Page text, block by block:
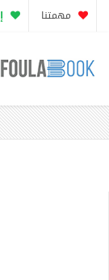
مهمتنا